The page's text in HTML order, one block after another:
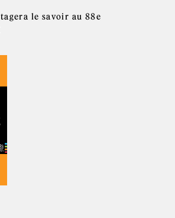
le savoir au 88e